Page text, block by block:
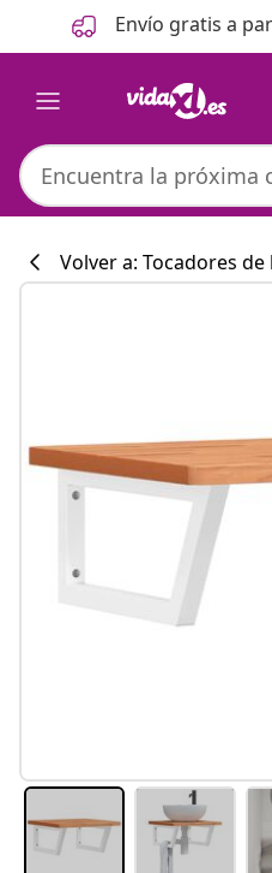
Anterior
Siguiente Envío gratis a
#sharemevidaxl
Volver a: Tocadores de